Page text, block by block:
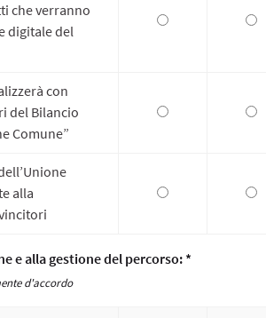
che verranno
digitale del
con
del Bilancio
Comune”
alla
e alla gestione del percorso: *
d'accordo